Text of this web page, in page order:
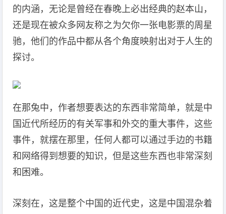
的内涵，无论是曾经在春晚上必出经典的赵本山，
还是现在被众多网友称之为欠你一张电影票的周星
驰，他们的作品中都从各个角度映射出对于人生的
探讨。
在那兔中，作者想要表达的东西非常简单，就是中
国近代所经历的有关军事和外交的重大事件，这些
事件，就摆在那里，任何人都可以通过手边的书籍
和网络得到想要的知识，但是这些东西也非常深刻
和困难。
深刻在，这是整个中国的近代史，这是中国混杂着